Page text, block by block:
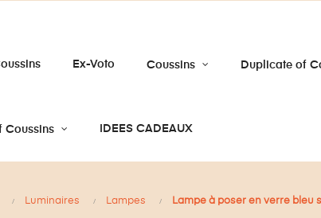
Ex-Voto Coussins Duplicate of
Coussins IDEES CADEAUX
Luminaires Lampes Lampe à poser en verre bleu